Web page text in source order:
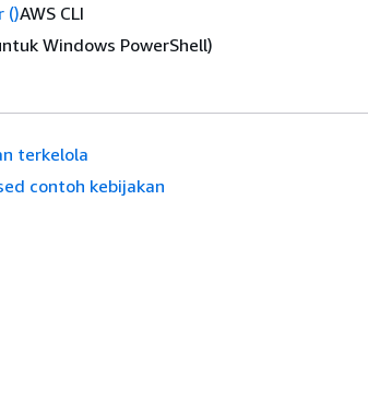
()AWS CLI
Windows PowerShell)
terkelola
contoh kebijakan